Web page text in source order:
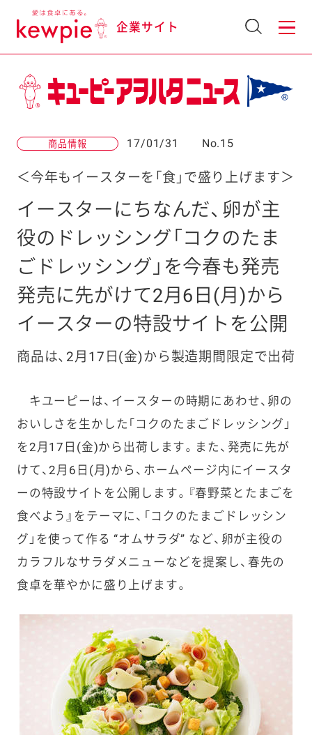
企業サイト
商品情報 17/01/31 No.15
＜今年もイースターを「食」で盛り上げます＞
イースターにちなんだ、卵が主
役のドレッシング「コクのたま
ごドレッシング」を今春も発売
発売に先がけて2月6日(月)から
イースターの特設サイトを公開
商品は、2月17日(金)から製造期間限定で出荷
キユーピーは、イースターの時期にあわせ、卵の
おいしさを生かした「コクのたまごドレッシング」
を2月17日(金)から出荷します。また、発売に先が
けて、2月6日(月)から、ホームページ内にイースタ
ーの特設サイトを公開します。『春野菜とたまごを
食べよう』をテーマに、「コクのたまごドレッシン
グ」を使って作る “オムサラダ” など、卵が主役の
カラフルなサラダメニューなどを提案し、春先の
食卓を華やかに盛り上げます。